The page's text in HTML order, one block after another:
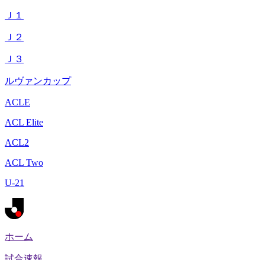
Ｊ１
Ｊ２
Ｊ３
ルヴァンカップ
ACLE
ACL Elite
ACL2
ACL Two
U-21
ホーム